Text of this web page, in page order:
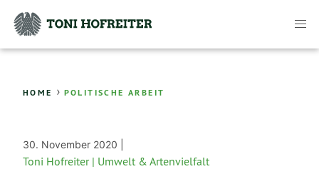
HOME › POLITISCHE ARBEIT
30. November 2020 |
Toni Hofreiter | Umwelt & Artenvielfalt